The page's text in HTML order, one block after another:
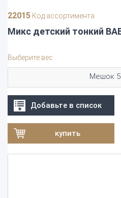
22015 Код ассортимента
Микс детский тонкий
Выберите вес
Мешок
Добавьте в список
купить